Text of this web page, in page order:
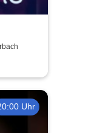
Uhr